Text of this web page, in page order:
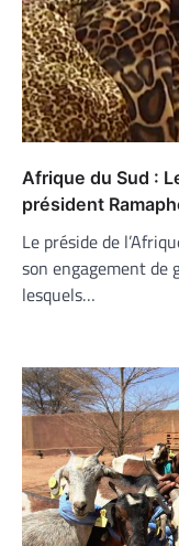
Afrique du Sud :
président
Le préside de
son engagement de
lesquels…